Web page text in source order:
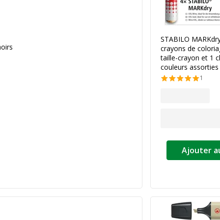
STABILO
crayons de
taille-crayon et 1
couleurs assorties
1
Ajouter